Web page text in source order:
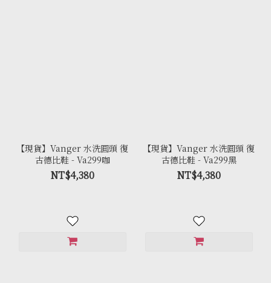
【現貨】Vanger 水洗圓頭 復
古德比鞋 - Va299咖
NT$4,380
【現貨】Vanger 水洗圓頭 復
古德比鞋 - Va299黑
NT$4,380